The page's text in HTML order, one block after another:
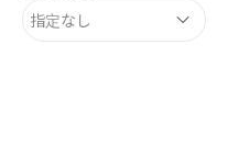
指定なし